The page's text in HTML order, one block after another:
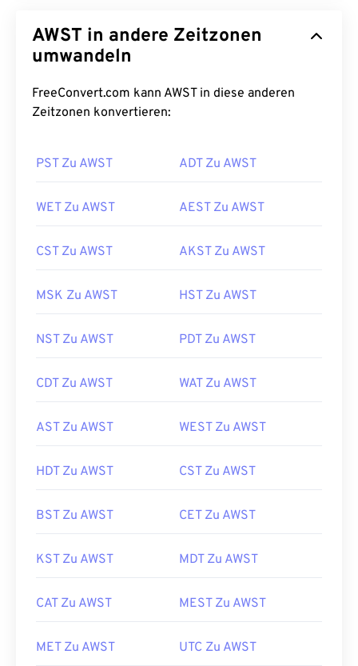
AWST in andere Zeitzonen
umwandeln
FreeConvert.com kann AWST in diese anderen
Zeitzonen konvertieren:
PST Zu AWST ADT Zu AWST
WET Zu AWST AEST Zu AWST
CST Zu AWST AKST Zu AWST
MSK Zu AWST HST Zu AWST
NST Zu AWST PDT Zu AWST
CDT Zu AWST WAT Zu AWST
AST Zu AWST WEST Zu AWST
HDT Zu AWST CST Zu AWST
BST Zu AWST CET Zu AWST
KST Zu AWST MDT Zu AWST
CAT Zu AWST MEST Zu AWST
MET Zu AWST UTC Zu AWST